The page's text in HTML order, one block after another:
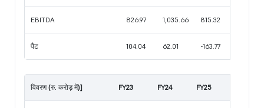
EBITDA 826.97 1,035.66 815.32
पैट 104.04 62.01 -163.77
विवरण (रु. करोड़ में)] FY23 FY24 FY25